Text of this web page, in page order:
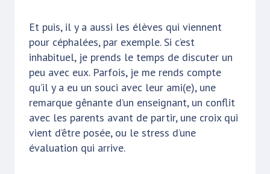
Et puis, il y a aussi les élèves qui viennent
pour céphalées, par exemple. Si c’est
inhabituel, je prends le temps de discuter un
peu avec eux. Parfois, je me rends compte
qu’il y a eu un souci avec leur ami(e), une
remarque gênante d’un enseignant, un conflit
avec les parents avant de partir, une croix qui
vient d’être posée, ou le stress d’une
évaluation qui arrive.